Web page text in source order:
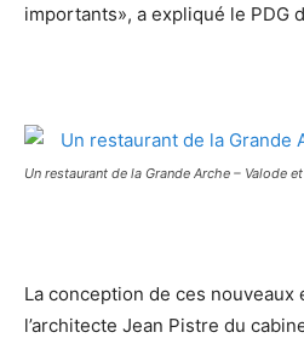
importants», a expliqué le PDG
Un restaurant de la Grande Arche – Valode
La conception de ces nouveaux
l’architecte Jean Pistre du